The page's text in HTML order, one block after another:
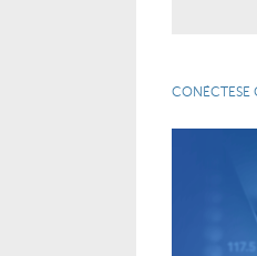
CONÉCTESE